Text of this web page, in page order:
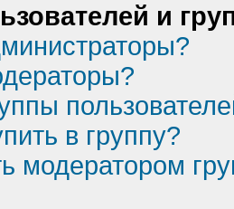
и
в группу?
модератором